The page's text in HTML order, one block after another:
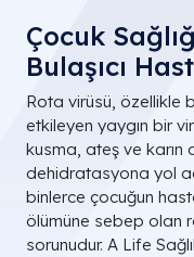
Çocuk
Bulaşıcı
Rota virüsü, özellikle
etkileyen yaygın bir
kusma, ateş ve karın
dehidratasyona yol
binlerce çocuğun
ölümüne sebep olan
sorunudur. A Life